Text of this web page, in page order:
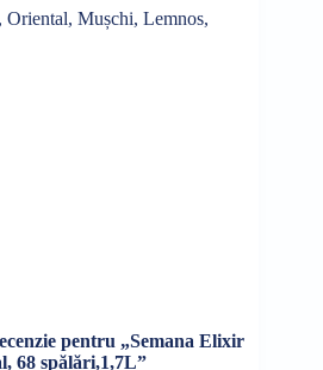
, Oriental, Mușchi, Lemnos,
pentru „Semana Elixir
68 spălări,1,7L”